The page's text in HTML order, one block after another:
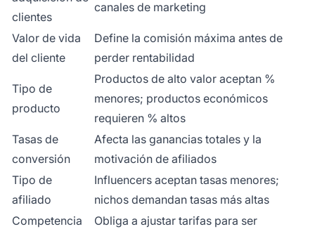
clientes
canales de marketing
Valor de vida
del cliente
Define la comisión máxima antes de
perder rentabilidad
Tipo de
producto
Productos de alto valor aceptan %
menores; productos económicos
requieren % altos
Tasas de
conversión
Afecta las ganancias totales y la
motivación de afiliados
Tipo de
afiliado
Influencers aceptan tasas menores;
nichos demandan tasas más altas
Competencia
Obliga a ajustar tarifas para ser